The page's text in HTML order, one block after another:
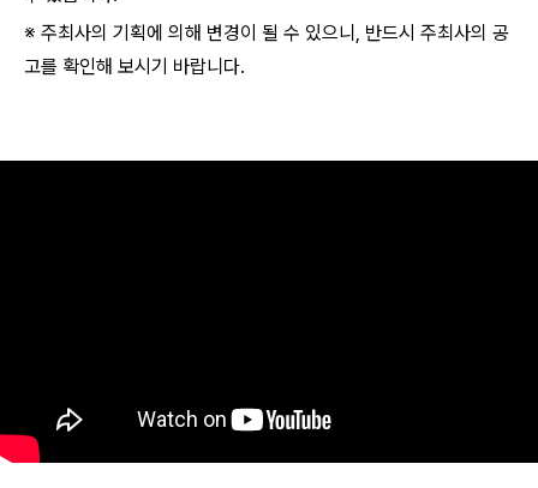
※ 주최사의 기획에 의해 변경이 될 수 있으니, 반드시 주최사의 공
고를 확인해 보시기 바랍니다.